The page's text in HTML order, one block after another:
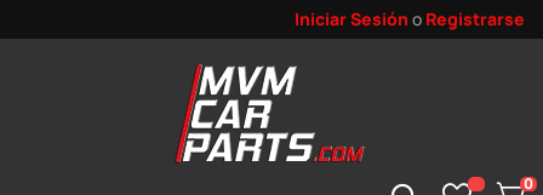
Iniciar Sesión o Registrarse
0